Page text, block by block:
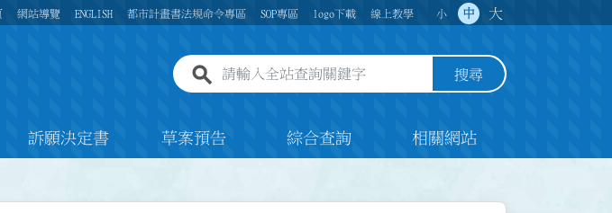
網站導覽 ENGLISH 都市計畫書法規命令專區 SOP專區 logo下載 線上教學 小 中 大
全站查詢關鍵字欄位 搜尋
訴願決定書 草案預告 綜合查詢 相關網站